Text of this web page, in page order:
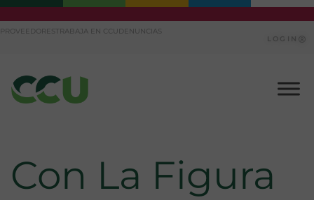
al
PROVEEDORES TRABAJA EN CCUDENUNCIAS
LOGIN
Con La Figura